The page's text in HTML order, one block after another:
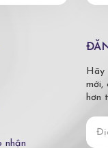
nhận
Hãy
mới,
hơn